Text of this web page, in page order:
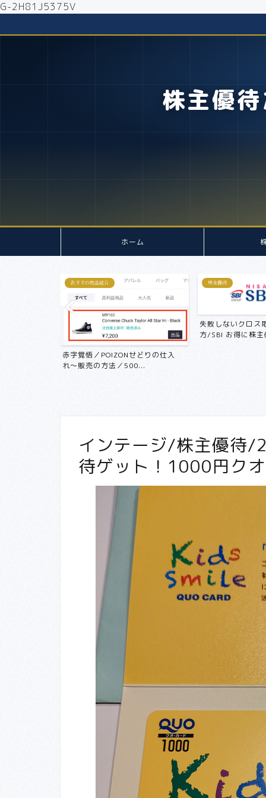
G-2H81J5375V
株主優
ホーム
株主優待
失敗しないクロス取引の簡単なやり
方/SBI お得に株主優...
ヒント帖
インテージ/株主優待
待ゲット！1000円ク